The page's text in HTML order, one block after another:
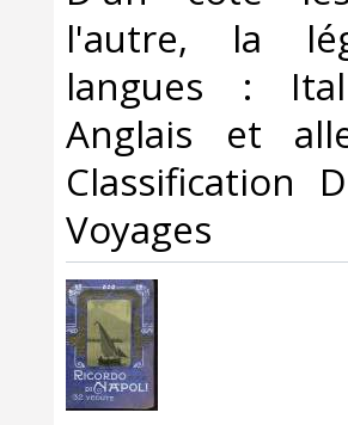
l'autre, la
langues :
Anglais et
Classification
Voyages‎